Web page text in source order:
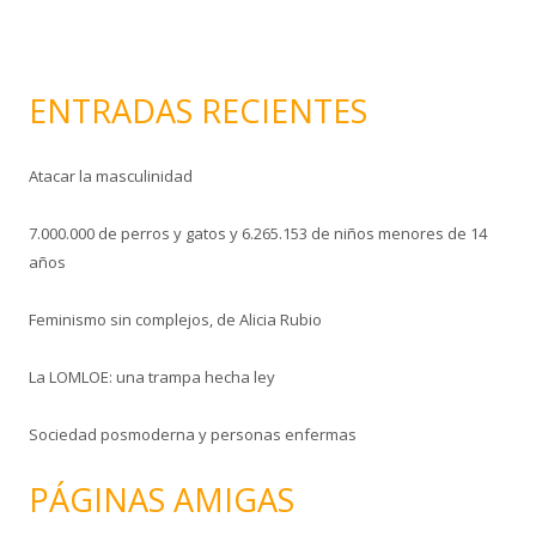
ENTRADAS RECIENTES
Atacar la masculinidad
7.000.000 de perros y gatos y 6.265.153 de niños menores de 14
años
Feminismo sin complejos, de Alicia Rubio
La LOMLOE: una trampa hecha ley
Sociedad posmoderna y personas enfermas
PÁGINAS AMIGAS